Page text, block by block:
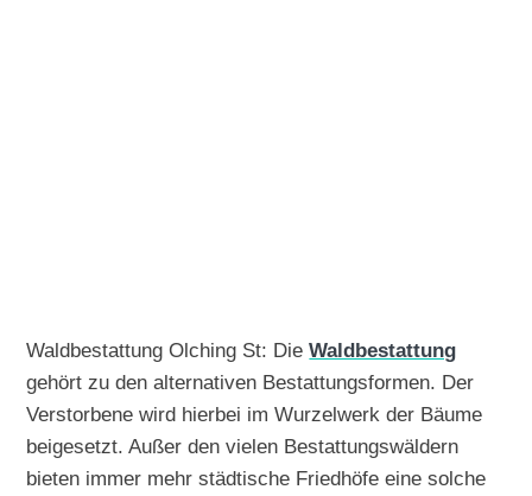
Waldbestattung Olching St: DieWaldbestattung
gehört zu den alternativen Bestattungsformen. Der
Verstorbene wird hierbei im Wurzelwerk der Bäume
beigesetzt. Außer den vielen Bestattungswäldern
bieten immer mehr städtische Friedhöfe eine solche